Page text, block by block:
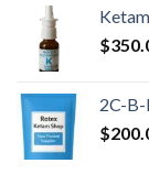
$
2C-B-
$